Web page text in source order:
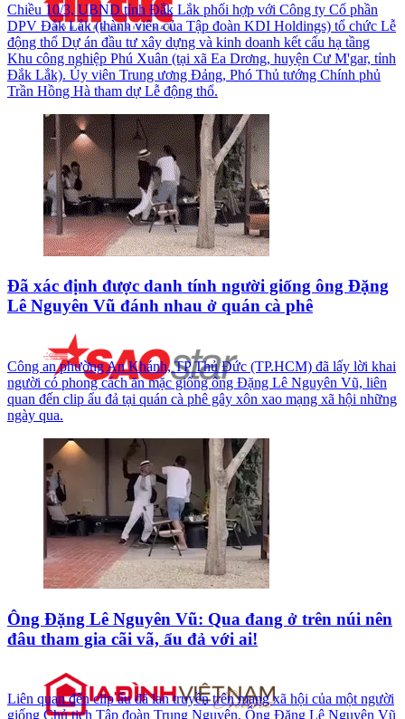
Chiều 10/3, UBND tỉnh Đắk Lắk phối hợp với Công ty Cổ phần
DPV Đắk Lắk (thành viên của Tập đoàn KDI Holdings) tổ chức Lễ
động thổ Dự án đầu tư xây dựng và kinh doanh kết cấu hạ tầng
Khu công nghiệp Phú Xuân (tại xã Ea Drơng, huyện Cư M'gar, tỉnh
Đắk Lắk). Ủy viên Trung ương Đảng, Phó Thủ tướng Chính phủ
Trần Hồng Hà tham dự Lễ động thổ.
Đã xác định được danh tính người giống ông Đặng
Lê Nguyên Vũ đánh nhau ở quán cà phê
Công an phường An Khánh, TP Thủ Đức (TP.HCM) đã lấy lời khai
người có phong cách ăn mặc giống ông Đặng Lê Nguyên Vũ, liên
quan đến clip ẩu đả tại quán cà phê gây xôn xao mạng xã hội những
ngày qua.
Ông Đặng Lê Nguyên Vũ: Qua đang ở trên núi nên
đâu tham gia cãi vã, ẩu đả với ai!
Liên quan đến clip ẩu đã lan truyền trên mạng xã hội của một người
giống Chủ tịch Tập đoàn Trung Nguyên. Ông Đặng Lê Nguyên Vũ